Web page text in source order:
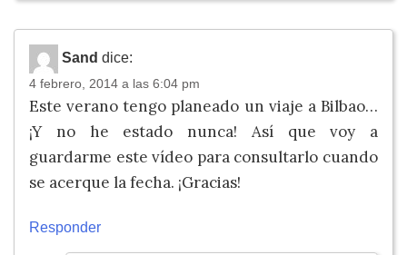
Sand dice:
4 febrero, 2014 a las 6:04 pm
Este verano tengo planeado un viaje a Bilbao…
¡Y no he estado nunca! Así que voy a
guardarme este vídeo para consultarlo cuando
se acerque la fecha. ¡Gracias!
Responder